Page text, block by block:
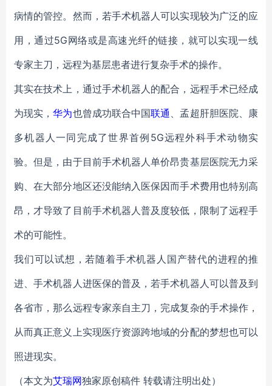
病情的管控。然而，若手术机器人可以实现较为广泛的应
用，通过5G网络或是高速光纤的链接，就可以实现一线
专家主刀，远程为基层患者进行复杂手术的操作。
其实在技术上，通过手术机器人的配合，远程手术已经成
为现实，华为也曾成功联合中国联通
、孟超肝胆医院、康
多机器人一同完成了世界首例5G远程外科手术动物实
验。但是，由于目前手术机器人单价昂贵基层医院无力采
购、在大部分地区还没能纳入医保因而手术费用也特别高
昂，才导致了目前手术机器人普及度较低，限制了远程手
术的可能性。
我们可以试想，若随着手术机器人国产替代的进程的推
进、手术机器人进医保的普及，若手术机器人可以普及到
各省市，那么远程专家亲自主刀，完成复杂的手术操作，
从而真正意义上实现医疗资源跨地域的分配的梦想也可以
照进现实。
（本文为艾瑞网独家原创稿件 转载请注明出处）